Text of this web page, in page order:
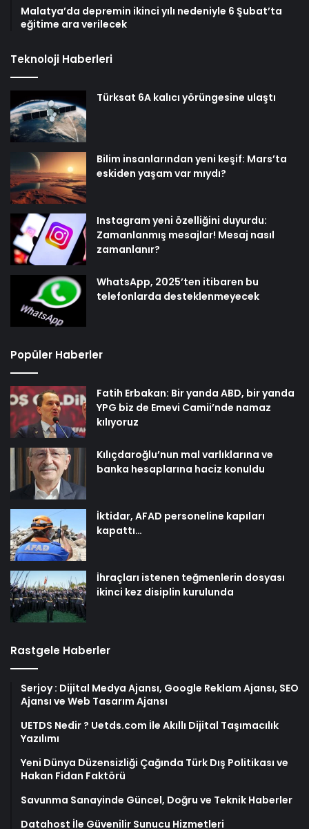
Malatya’da depremin ikinci yılı nedeniyle 6 Şubat’ta
eğitime ara verilecek
Teknoloji Haberleri
Türksat 6A kalıcı yörüngesine ulaştı
Bilim insanlarından yeni keşif: Mars’ta
eskiden yaşam var mıydı?
Instagram yeni özelliğini duyurdu:
Zamanlanmış mesajlar! Mesaj nasıl
zamanlanır?
WhatsApp, 2025’ten itibaren bu
telefonlarda desteklenmeyecek
Popüler Haberler
Fatih Erbakan: Bir yanda ABD, bir yanda
YPG biz de Emevi Camii’nde namaz
kılıyoruz
Kılıçdaroğlu’nun mal varlıklarına ve
banka hesaplarına haciz konuldu
İktidar, AFAD personeline kapıları
kapattı…
İhraçları istenen teğmenlerin dosyası
ikinci kez disiplin kurulunda
Rastgele Haberler
Serjoy : Dijital Medya Ajansı, Google Reklam Ajansı, SEO
Ajansı ve Web Tasarım Ajansı
UETDS Nedir ? Uetds.com İle Akıllı Dijital Taşımacılık
Yazılımı
Yeni Dünya Düzensizliği Çağında Türk Dış Politikası ve
Hakan Fidan Faktörü
Savunma Sanayinde Güncel, Doğru ve Teknik Haberler
Datahost İle Güvenilir Sunucu Hizmetleri